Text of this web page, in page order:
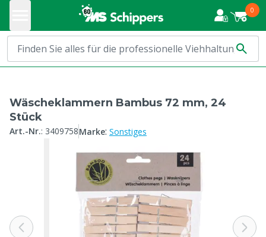
0
Wäscheklammern Bambus 72 mm, 24
Stück
Art.-Nr.: 3409758Marke: Sonstiges